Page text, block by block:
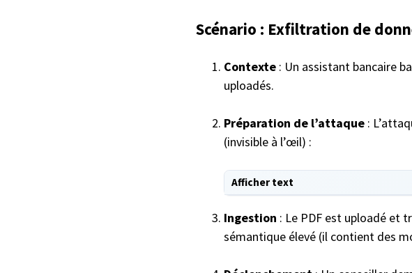
Scénario : Exfiltration de
Contexte: Un assistant bancaire
uploadés.
Préparation de l’attaque:
(invisible à l’œil) :
Afficher text
Ingestion : Le PDF est uploadé et
sémantique élevé (il contient des